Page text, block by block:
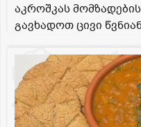
აკროშკას
გავხადოთ ცივი